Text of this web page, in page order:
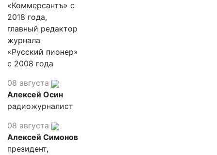
«Коммерсантъ» с
2018 года,
главный редактор
журнала
«Русский пионер»
с 2008 года
08 августа
Алексей Осин
радиожурналист
08 августа
Алексей Симонов
президент,